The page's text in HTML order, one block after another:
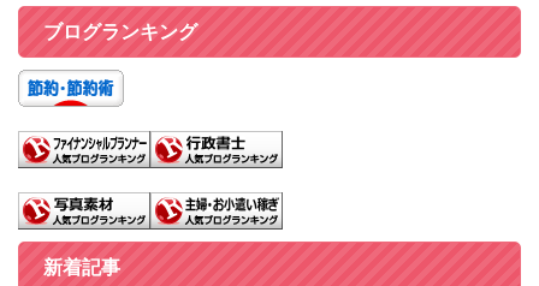
ブログランキング
新着記事